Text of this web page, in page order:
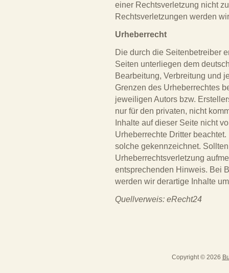
einer Rechtsverletzung nicht
Rechtsverletzungen werden
Urheberrecht
Die durch die Seitenbetreiber
Seiten unterliegen dem
Bearbeitung, Verbreitung und
Grenzen des Urheberrechtes
jeweiligen Autors bzw.
nur für den privaten, nicht
Inhalte auf dieser Seite nicht
Urheberrechte Dritter
solche gekennzeichnet.
Urheberrechtsverletzung
entsprechenden Hinweis. Bei
werden wir derartige Inhalte
Quellverweis: eRecht24
Copyright © 2026